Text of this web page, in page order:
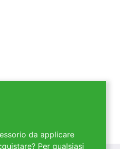
da applicare
Per qualsiasi